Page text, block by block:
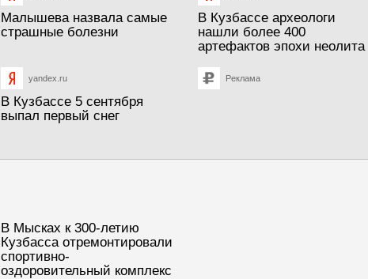
Малышева назвала самые
страшные болезни
В Кузбассе археологи
нашли более 400
артефактов эпохи неолита
yandex.ru
В Кузбассе 5 сентября
выпал первый снег
Реклама
В Мысках к 300-летию
Кузбасса отремонтировали
спортивно-
оздоровительный комплекс